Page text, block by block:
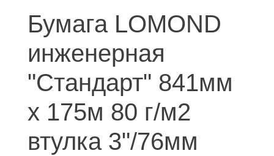
Бумага LOMOND
инженерная
"Стандарт" 841мм
х 175м 80 г/м2
втулка 3"/76мм